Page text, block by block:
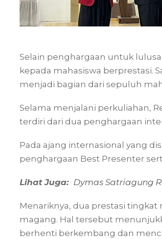
Selain penghargaan untuk
kepada mahasiswa berprestasi.
menjadi bagian dari sepuluh
Selama menjalani perkuliahan,
terdiri dari dua penghargaan
Pada ajang internasional yang
penghargaan Best Presenter
Lihat Juga: Dymas Satriagung
Menariknya, dua prestasi tingkat
magang. Hal tersebut
berhenti berkembang dan